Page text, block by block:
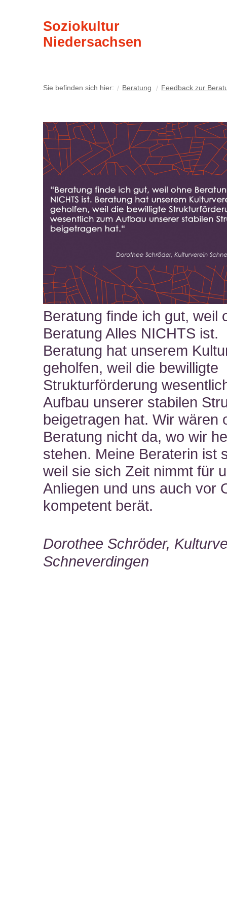
Soziokultur
Niedersachsen
Sie befinden sich hier: Beratung Feedback zur
Beratung finde ich gut, weil
Beratung Alles NICHTS ist.
Beratung hat unserem
geholfen, weil die bewilligte
Strukturförderung
Aufbau unserer stabilen
beigetragen hat. Wir wären
Beratung nicht da, wo wir
stehen. Meine Beraterin ist
weil sie sich Zeit nimmt für
Anliegen und uns auch vor
kompetent berät.
Dorothee Schröder,
Schneverdingen